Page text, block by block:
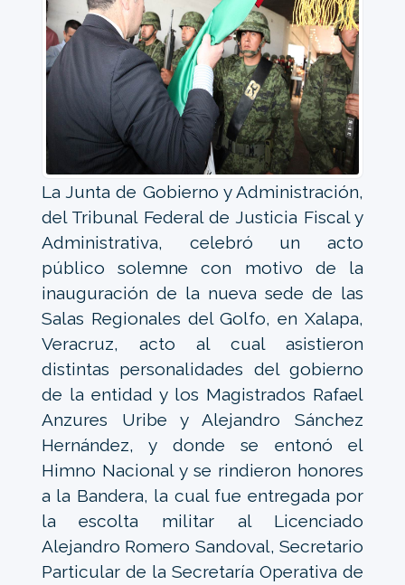
La Junta de Gobierno y Administración,
del Tribunal Federal de Justicia Fiscal y
Administrativa, celebró un acto
público solemne con motivo de la
inauguración de la nueva sede de las
Salas Regionales del Golfo, en Xalapa,
Veracruz, acto al cual asistieron
distintas personalidades del gobierno
de la entidad y los Magistrados Rafael
Anzures Uribe y Alejandro Sánchez
Hernández, y donde se entonó el
Himno Nacional y se rindieron honores
a la Bandera, la cual fue entregada por
la escolta militar al Licenciado
Alejandro Romero Sandoval, Secretario
Particular de la Secretaría Operativa de